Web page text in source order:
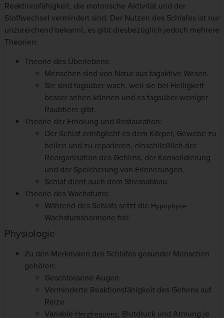
Reaktionsfähigkeit, die motorische Aktivität und der
Stoffwechsel vermindert sind. Der Nutzen des Schlafes ist nur
unzureichend bekannt, es gibt diesbezüglich jedoch mehrere
Theorien:
Theorie des Überlebens:
Menschen sind von Natur aus tagaktive Wesen.
Sie sind tagsüber wach, weil sie bei Helligkeit
besser sehen können und es tagsüber weniger
Raubtiere gibt.
Theorie der Erholung und Restauration:
Der Schlaf ermöglicht es dem Körper, Gewebe zu
heilen und zu reparieren, einschließlich der
Reorganisation des Gehirns, der Konsolidierung
und der Speicherung von Erinnerungen.
Schlaf dient auch dem Stressabbau.
Theorie des Wachstums:
Während des Schlafs setzt die Hypophyse
Wachstumshormone frei.
Physiologie
Zu den Merkmalen des Schlafes gesunder Menschen
gehören:
Geschlossene Augen
Verminderte Reaktionsfähigkeit des Gehirns auf
Reize
Variable Herzfrequenz, Blutdruck und Atmung je